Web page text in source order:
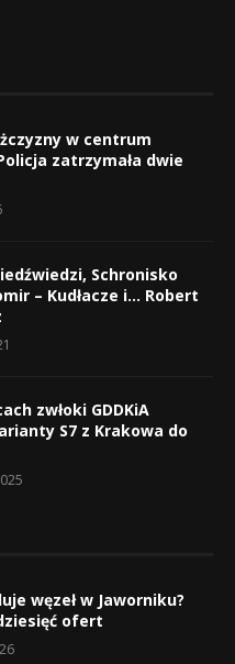
w centrum
zatrzymała dwie
Schronisko
– Kudłacze i… Robert
zwłoki GDDKiA
S7 z Krakowa do
węzeł w Jaworniku?
ofert